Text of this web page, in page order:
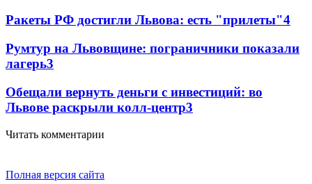
Ракеты РФ достигли Львова: есть "прилеты"4
Румтур на Львовщине: пограничники показали
лагерь3
Обещали вернуть деньги с инвестиций: во
Львове раскрыли колл-центр3
Читать комментарии
Полная версия сайта